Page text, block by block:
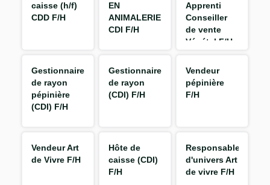
caisse (h/f)
CDD F/H
EN
ANIMALERIE
CDI F/H
Apprenti
Conseiller
de vente
Végétal F/H
Gestionnaire
de rayon
pépinière
(CDI) F/H
Gestionnaire
de rayon
(CDI) F/H
Vendeur
pépinière
F/H
Vendeur Art
de Vivre F/H
Hôte de
caisse (CDI)
F/H
Responsable
d'univers Art
de vivre F/H